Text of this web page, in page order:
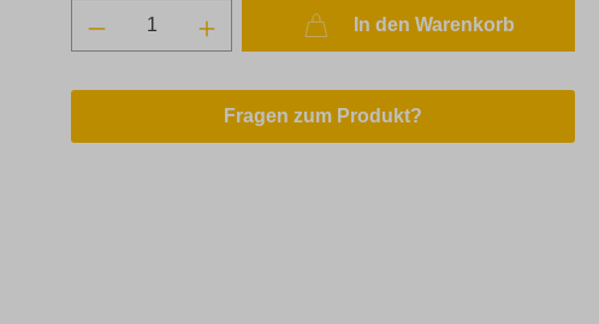
In den Warenkorb
Fragen zum Produkt?